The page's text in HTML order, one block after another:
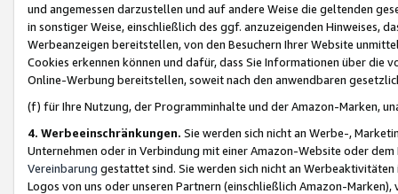
und angemessen darzustellen und auf andere Weise die geltenden
in sonstiger Weise, einschließlich des ggf. anzuzeigenden Hinweises,
Werbeanzeigen bereitstellen, von den Besuchern Ihrer Website
Cookies erkennen können und dafür, dass Sie Informationen über die
Online-Werbung bereitstellen, soweit nach den anwendbaren
(f) für Ihre Nutzung, der Programminhalte und der Amazon-Marken,
4. Werbeeinschränkungen. Sie werden sich nicht an Werbe-,
Unternehmen oder in Verbindung mit einer Amazon-Website oder
Vereinbarung gestattet sind. Sie werden sich nicht an
Logos von uns oder unseren Partnern (einschließlich Amazon-